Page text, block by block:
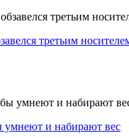
третьим
умнеют и набирают вес